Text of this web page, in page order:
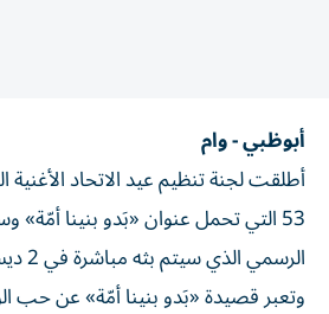
أبوظبي - وام
أطلقت لجنة تنظيم عيد الاتحاد الأغنية
53 التي تحمل عنوان «بَدو بنينا
الرسمي الذي سيتم بثه مباشرة في 2 ديسمبر المقبل.
وتعبر قصيدة «بَدو بنينا أمّة» عن حب